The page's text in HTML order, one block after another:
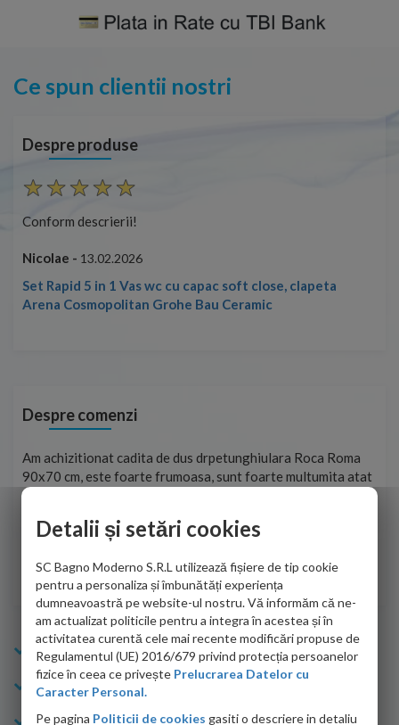
Ce spun clientii nostri
Despre produse
Conform descrierii!
Nicolae - 13.02.2026
Despre comenzi
Foarte prompți, am cerut detalii despre produs care nu erau
pe site și le-am primit imediat. După ce am plasat comanda,
aceasta a ajuns foarte repede. Mulțumesc!
Cristina Opre - 10.07.2026
Info Bagno
Cumparaturi
Detalii și setări cookies
SC Bagno Moderno S.R.L utilizează fișiere de tip cookie
pentru a personaliza și îmbunătăți experiența
dumneavoastră pe website-ul nostru. Vă informăm că ne-
am actualizat politicile pentru a integra în acestea și în
activitatea curentă cele mai recente modificări propuse de
Regulamentul (UE) 2016/679 privind protecția persoanelor
fizice în ceea ce privește Prelucrarea Datelor cu
Caracter Personal.
Pe pagina Politicii de cookies gasiti o descriere in detaliu